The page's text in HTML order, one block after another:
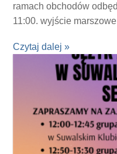
ramach obchodów
11:00. wyjście
Czytaj dalej »